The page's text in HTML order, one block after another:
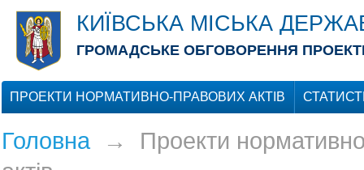
КИЇВСЬКА МІСЬКА
ГРОМАДСЬКЕ ОБГОВОРЕННЯ
ПРОЕКТИ НОРМАТИВНО-ПРАВОВИХ АКТІВ
Головна→ Проекти